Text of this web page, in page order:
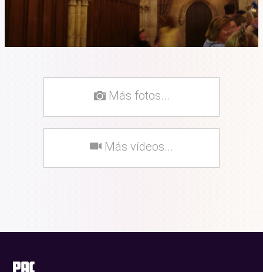
Más fotos...
Más vídeos...